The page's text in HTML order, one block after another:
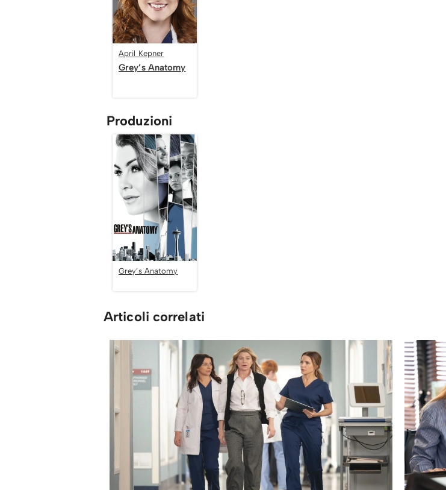
April Kepner
Grey’s Anatomy
Produzioni
Grey’s Anatomy
Articoli correlati